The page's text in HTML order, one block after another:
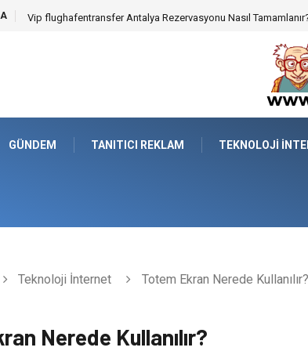
Osb Sandık ve Endüstriyel Makine Parçalarının Modüler
GÜNDEM TANITICI REKLAM TEKNOLOJI
Teknoloji İnternet Totem Ekran Nerede Kullanılır?
Nerede Kullanılır?